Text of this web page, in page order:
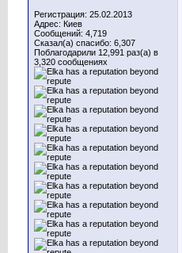
Регистрация: 25.02.2013
Адрес: Киев
Сообщений: 4,719
Сказал(а) спасибо: 6,307
Поблагодарили 12,991 раз(а) в
3,320 сообщениях